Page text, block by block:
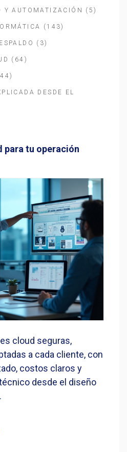
Y AUTOMATIZACIÓN (5)
(143)
(3)
(64)
DESDE EL
tu operación
cloud seguras,
a cada cliente, con
costos claros y
desde el diseño